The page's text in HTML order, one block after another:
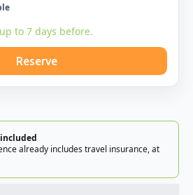
to 7 days before.
Reserve
already includes travel insurance, at